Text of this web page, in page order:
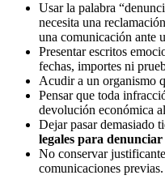
Usar la palabra
necesita una
una comunicación ante
Presentar escritos
fechas, importes ni
Acudir a un organismo
Pensar que toda
devolución económica
Dejar pasar demasiado
legales para denunciar
No conservar
comunicaciones previas.